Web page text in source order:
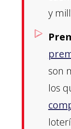
y
son
los